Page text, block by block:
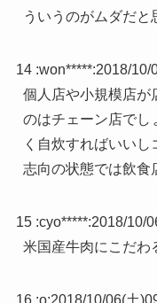
ういうのがムダだと
14 :won*****:2018/10/
個人店や小規模店が
のはチェーン店でし
く自炊すればいい
志向の状態では飲食
15 :cyo*****:2018/10/
米国産牛肉にこだわ
16 :o:2018/10/06(土